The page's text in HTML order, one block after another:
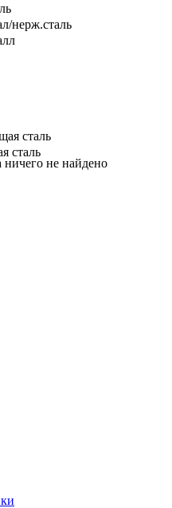
нерж.сталь
сталь
сталь
не найдено